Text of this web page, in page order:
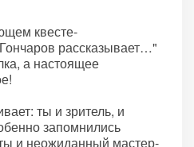
квесте-
рассказывает…"
а настоящее
ты и зритель, и
запомнились
и неожиданный мастер-